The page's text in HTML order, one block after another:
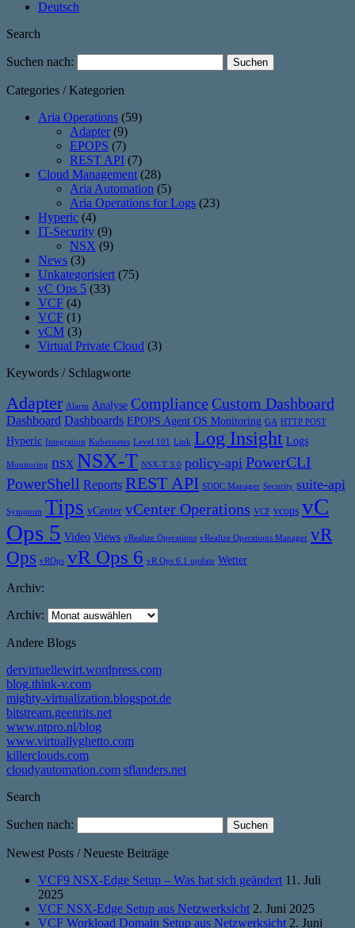
Deutsch
Search
Suchen nach:
Categories / Kategorien
Aria Operations (59)
Adapter (9)
EPOPS (7)
REST API (7)
Cloud Management (28)
Aria Automation (5)
Aria Operations for Logs (23)
Hyperic (4)
IT-Security (9)
NSX (9)
News (3)
Unkategorisiert (75)
vC Ops 5 (33)
VCF (4)
VCF (1)
vCM (3)
Virtual Private Cloud (3)
Keywords / Schlagworte
Adapter Alarm Analyse Compliance Custom Dashboard
Dashboard Dashboards EPOPS Agent OS Monitoring GA HTTP POST
Hyperic Integration Kubernetes Level 101 Link Log Insight Logs
Monitoring nsx NSX-T NSX-T 3.0 policy-api PowerCLI
PowerShell Reports REST API SDDC Manager Security suite-api
Symptom Tips vCenter vCenter Operations VCF vcops vC
Ops 5 Video Views vRealize Operations vRealize Operations Manager vR
Ops vROps vR Ops 6 vR Ops 6.1 update Wetter
Archiv:
Archiv:
Andere Blogs
dervirtuellewirt.wordpress.com
blog.think-v.com
mighty-virtualization.blogspot.de
bitstream.geenrits.net
www.ntpro.nl/blog
www.virtuallyghetto.com
killerclouds.com
cloudyautomation.com sflanders.net
Search
Suchen nach:
Newest Posts / Neueste Beiträge
VCF9 NSX-Edge Setup – Was hat sich geändert 11. Juli
2025
VCF NSX-Edge Setup aus Netzwerksicht 2. Juni 2025
VCF Workload Domain Setup aus Netzwerksicht 2. Juni